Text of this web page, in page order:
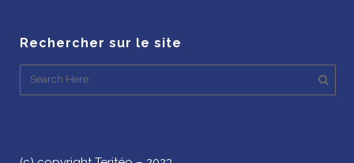
Rechercher sur le site